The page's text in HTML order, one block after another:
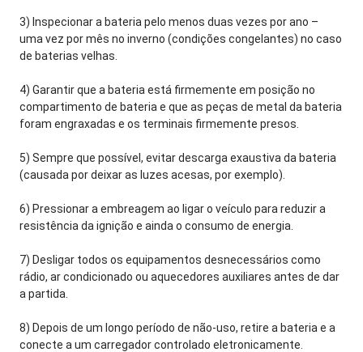
3) Inspecionar a bateria pelo menos duas vezes por ano –
uma vez por mês no inverno (condições congelantes) no caso
de baterias velhas.
4) Garantir que a bateria está firmemente em posição no
compartimento de bateria e que as peças de metal da bateria
foram engraxadas e os terminais firmemente presos.
5) Sempre que possível, evitar descarga exaustiva da bateria
(causada por deixar as luzes acesas, por exemplo).
6) Pressionar a embreagem ao ligar o veículo para reduzir a
resistência da ignição e ainda o consumo de energia.
7) Desligar todos os equipamentos desnecessários como
rádio, ar condicionado ou aquecedores auxiliares antes de dar
a partida.
8) Depois de um longo período de não-uso, retire a bateria e a
conecte a um carregador controlado eletronicamente.